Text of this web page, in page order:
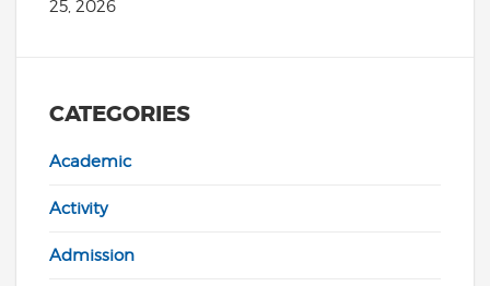
25, 2026
CATEGORIES
Academic
Activity
Admission